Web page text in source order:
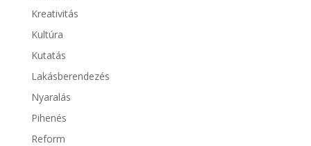
Kreativitás
Kultúra
Kutatás
Lakásberendezés
Nyaralás
Pihenés
Reform